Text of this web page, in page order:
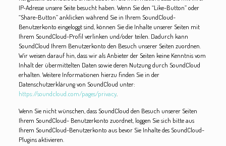
IP-Adresse unsere Seite besucht haben. Wenn Sie den “Like-Button” oder
“Share-Button” anklicken während Sie in Ihrem SoundCloud-
Benutzerkonto eingeloggt sind, können Sie die Inhalte unserer Seiten mit
Ihrem SoundCloud-Profil verlinken und/oder teilen. Dadurch kann
SoundCloud Ihrem Benutzerkonto den Besuch unserer Seiten zuordnen.
Wir weisen darauf hin, dass wir als Anbieter der Seiten keine Kenntnis vom
Inhalt der übermittelten Daten sowie deren Nutzung durch SoundCloud
erhalten. Weitere Informationen hierzu finden Sie in der
Datenschutzerklärung von SoundCloud unter:
https://soundcloud.com/pages/privacy.
Wenn Sie nicht wünschen, dass SoundCloud den Besuch unserer Seiten
Ihrem SoundCloud- Benutzerkonto zuordnet, loggen Sie sich bitte aus
Ihrem SoundCloud-Benutzerkonto aus bevor Sie Inhalte des SoundCloud-
Plugins aktivieren.